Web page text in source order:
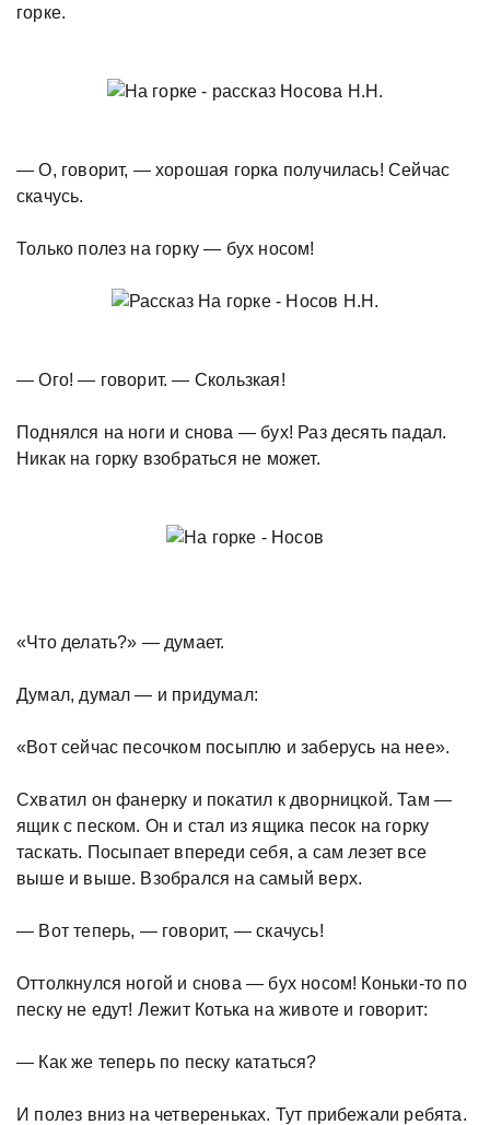
горке.
— О, говорит, — хорошая горка получилась! Сейчас
скачусь.
Только полез на горку — бух носом!
— Ого! — говорит. — Скользкая!
Поднялся на ноги и снова — бух! Раз десять падал.
Никак на горку взобраться не может.
«Что делать?» — думает.
Думал, думал — и придумал:
«Вот сейчас песочком посыплю и заберусь на нее».
Схватил он фанерку и покатил к дворницкой. Там —
ящик с песком. Он и стал из ящика песок на горку
таскать. Посыпает впереди себя, а сам лезет все
выше и выше. Взобрался на самый верх.
— Вот теперь, — говорит, — скачусь!
Оттолкнулся ногой и снова — бух носом! Коньки-то по
песку не едут! Лежит Котька на животе и говорит:
— Как же теперь по песку кататься?
И полез вниз на четвереньках. Тут прибежали ребята.